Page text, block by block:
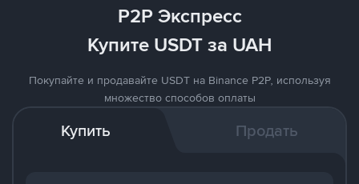
P2P Экспресс
Купите USDT за UAH
Покупайте и продавайте USDT на Binance P2P, используя
множество способов оплаты
Купить Продать